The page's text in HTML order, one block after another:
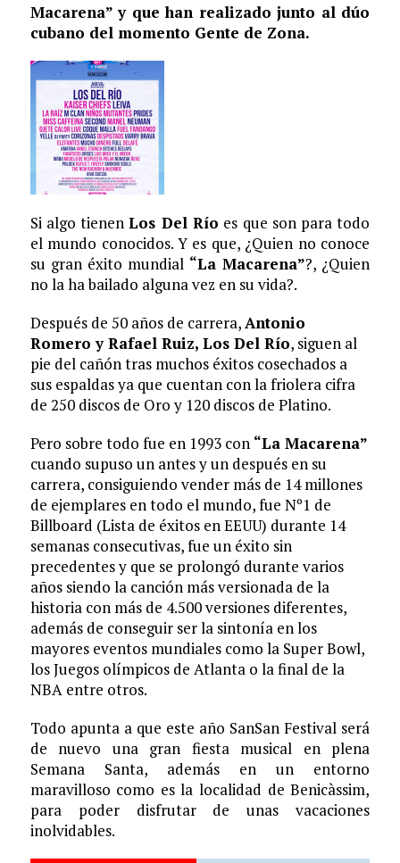
Macarena” y que han realizado junto al dúo
cubano del momento Gente de Zona.
Si algo tienenLos Del Río es que son para todo
el mundo conocidos. Y es que, ¿Quien no conoce
su gran éxito mundial “La Macarena”?, ¿Quien
no la ha bailado alguna vez en su vida?.
Después de 50 años de carrera,Antonio
Romero y Rafael Ruiz, Los Del Río, siguen al
pie del cañón tras muchos éxitos cosechados a
sus espaldas ya que cuentan con la friolera cifra
de 250 discos de Oro y 120 discos de Platino.
Pero sobre todo fue en 1993 con “La Macarena”
cuando supuso un antes y un después en su
carrera, consiguiendo vender más de 14 millones
de ejemplares en todo el mundo, fue Nº1 de
Billboard (Lista de éxitos en EEUU) durante 14
semanas consecutivas, fue un éxito sin
precedentes y que se prolongó durante varios
años siendo la canción más versionada de la
historia con más de 4.500 versiones diferentes,
además de conseguir ser la sintonía en los
mayores eventos mundiales como la Super Bowl,
los Juegos olímpicos de Atlanta o la final de la
NBA entre otros.
Todo apunta a que este año SanSan Festival será
de nuevo una gran fiesta musical en plena
Semana Santa, además en un entorno
maravilloso como es la localidad de Benicàssim,
para poder disfrutar de unas vacaciones
inolvidables.